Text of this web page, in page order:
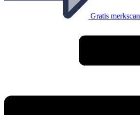
Gratis merkscan